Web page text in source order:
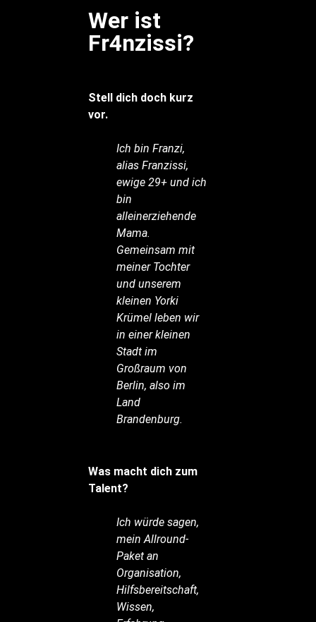
Wer ist
Fr4nzissi?
Stell dich doch kurz
vor.
Ich bin Franzi,
alias Franzissi,
ewige 29+ und ich
bin
alleinerziehende
Mama.
Gemeinsam mit
meiner Tochter
und unserem
kleinen Yorki
Krümel leben wir
in einer kleinen
Stadt im
Großraum von
Berlin, also im
Land
Brandenburg.
Was macht dich zum
Talent?
Ich würde sagen,
mein Allround-
Paket an
Organisation,
Hilfsbereitschaft,
Wissen,